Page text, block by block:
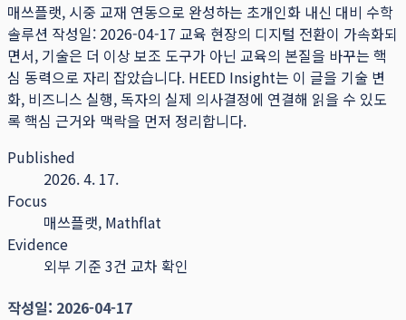
매쓰플랫, 시중 교재 연동으로 완성하는 초개인화 내신 대비 수학
솔루션 작성일: 2026-04-17 교육 현장의 디지털 전환이 가속화되
면서, 기술은 더 이상 보조 도구가 아닌 교육의 본질을 바꾸는 핵
심 동력으로 자리 잡았습니다. HEED Insight는 이 글을 기술 변
화, 비즈니스 실행, 독자의 실제 의사결정에 연결해 읽을 수 있도
록 핵심 근거와 맥락을 먼저 정리합니다.
Published
2026. 4. 17.
Focus
매쓰플랫, Mathflat
Evidence
외부 기준 3건 교차 확인
작성일: 2026-04-17